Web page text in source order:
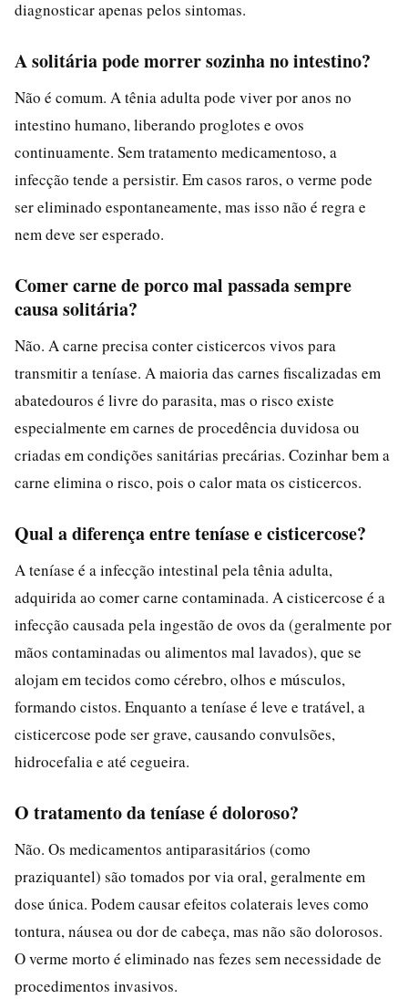
diagnosticar apenas pelos sintomas.
A solitária pode morrer sozinha no intestino?
Não é comum. A tênia adulta pode viver por anos no
intestino humano, liberando proglotes e ovos
continuamente. Sem tratamento medicamentoso, a
infecção tende a persistir. Em casos raros, o verme pode
ser eliminado espontaneamente, mas isso não é regra e
nem deve ser esperado.
Comer carne de porco mal passada sempre
causa solitária?
Não. A carne precisa conter cisticercos vivos para
transmitir a teníase. A maioria das carnes fiscalizadas em
abatedouros é livre do parasita, mas o risco existe
especialmente em carnes de procedência duvidosa ou
criadas em condições sanitárias precárias. Cozinhar bem a
carne elimina o risco, pois o calor mata os cisticercos.
Qual a diferença entre teníase e cisticercose?
A teníase é a infecção intestinal pela tênia adulta,
adquirida ao comer carne contaminada. A cisticercose é a
infecção causada pela ingestão de ovos da (geralmente por
mãos contaminadas ou alimentos mal lavados), que se
alojam em tecidos como cérebro, olhos e músculos,
formando cistos. Enquanto a teníase é leve e tratável, a
cisticercose pode ser grave, causando convulsões,
hidrocefalia e até cegueira.
O tratamento da teníase é doloroso?
Não. Os medicamentos antiparasitários (como
praziquantel) são tomados por via oral, geralmente em
dose única. Podem causar efeitos colaterais leves como
tontura, náusea ou dor de cabeça, mas não são dolorosos.
O verme morto é eliminado nas fezes sem necessidade de
procedimentos invasivos.